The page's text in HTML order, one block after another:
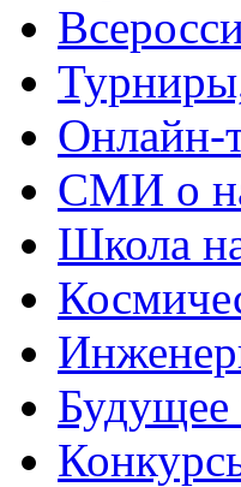
Онлайн-
СМИ о
Школа
Будущее